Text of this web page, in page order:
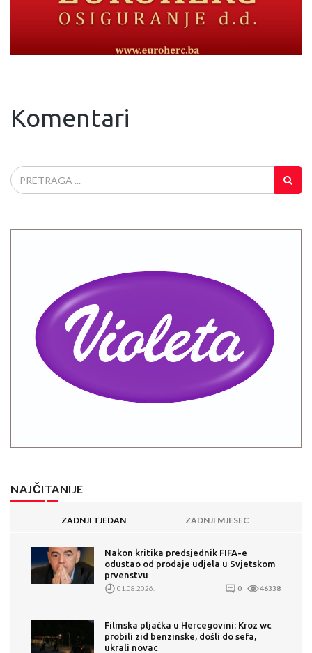
Komentari
NAJČITANIJE
ZADNJI TJEDAN ZADNJI MJESEC
Nakon kritika predsjednik FIFA-e
odustao od prodaje udjela u Svjetskom
prvenstvu
01.08.2026. 0 46338
Filmska pljačka u Hercegovini: Kroz wc
probili zid benzinske, došli do sefa,
ukrali novac